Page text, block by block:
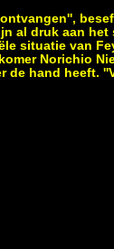
al druk aan
situatie van
Norichio
de hand heeft.